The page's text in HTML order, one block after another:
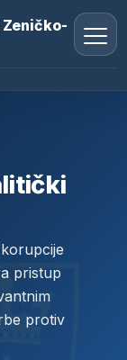
pristup
protiv